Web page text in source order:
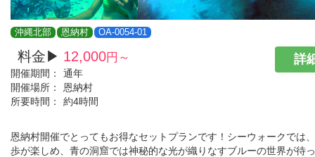
沖縄北部 恩納村 OA-0054-01
料金▶ 12,000円～
開催期間：
通年
開催場所：
恩納村
所要時間：
約4時間
詳
恩納村開催でとってもお得なセットプランです！シーウォークでは
歩が楽しめ、青の洞窟では神秘的な光が織りなすブルーの世界が待